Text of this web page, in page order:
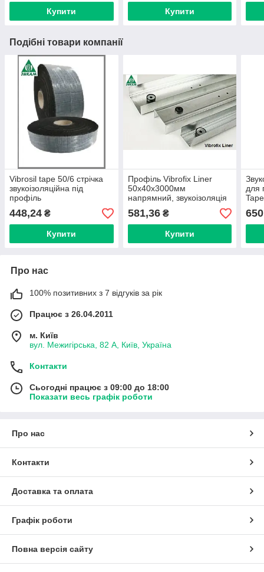
Купити Купити
Подібні товари компанії
Vibrosil tape 50/6 стрічка
звукоізоляційна під
профіль
448,24 ₴
Купити
Профіль Vibrofix Liner
50х40х3000мм
напрямний, звукоізоляція
581,36₴
Купити
для
Про нас
100% позитивних з 7 відгуків за рік
Працює з 26.04.2011
м. Київ
вул. Межигірська, 82 А, Київ, Україна
Контакти
Сьогодні працює з 09:00 до 18:00
Показати весь графік роботи
Про нас
Контакти
Доставка та оплата
Графік роботи
Повна версія сайту